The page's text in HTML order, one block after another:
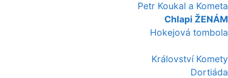
Petr Koukal a Kometa
Chlapi ŽENÁM
Hokejová tombola
Království Komety
Dortiáda